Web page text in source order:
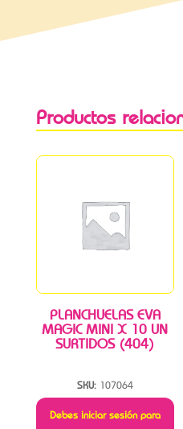
Productos
PLANCHUELAS EVA
MAGIC MINI X 10 UN
SURTIDOS (404)
SKU: 107064
Debes iniciar sesión para